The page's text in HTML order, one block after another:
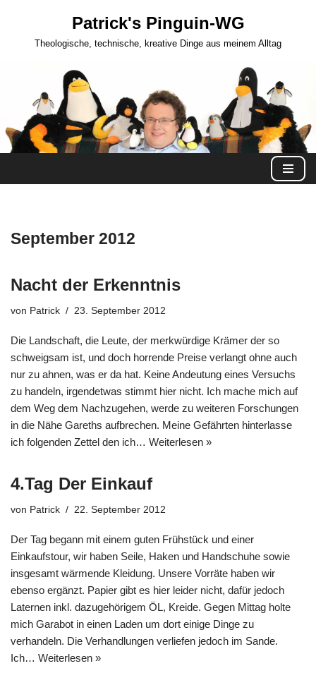
Patrick's Pinguin-WG
Theologische, technische, kreative Dinge aus meinem Alltag
September 2012
Nacht der Erkenntnis
von Patrick 23. September 2012
Die Landschaft, die Leute, der merkwürdige Krämer der so
schweigsam ist, und doch horrende Preise verlangt ohne auch
nur zu ahnen, was er da hat. Keine Andeutung eines Versuchs
zu handeln, irgendetwas stimmt hier nicht. Ich mache mich auf
dem Weg dem Nachzugehen, werde zu weiteren Forschungen
in die Nähe Gareths aufbrechen. Meine Gefährten hinterlasse
ich folgenden Zettel den ich… Weiterlesen »
4.Tag Der Einkauf
von Patrick 22. September 2012
Der Tag begann mit einem guten Frühstück und einer
Einkaufstour, wir haben Seile, Haken und Handschuhe sowie
insgesamt wärmende Kleidung. Unsere Vorräte haben wir
ebenso ergänzt. Papier gibt es hier leider nicht, dafür jedoch
Laternen inkl. dazugehörigem ÖL, Kreide. Gegen Mittag holte
mich Garabot in einen Laden um dort einige Dinge zu
verhandeln. Die Verhandlungen verliefen jedoch im Sande.
Ich… Weiterlesen »